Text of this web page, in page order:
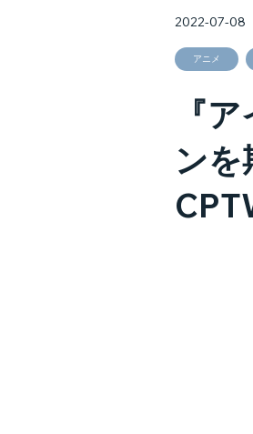
『
ンを
アニメ
2022-07-08